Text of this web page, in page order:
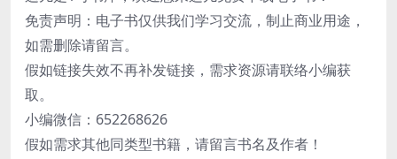
免责声明：电子书仅供我们学习交流，制止商业用途，
如需删除请留言。
假如链接失效不再补发链接，需求资源请联络小编获
取。
小编微信：652268626
假如需求其他同类型书籍，请留言书名及作者！